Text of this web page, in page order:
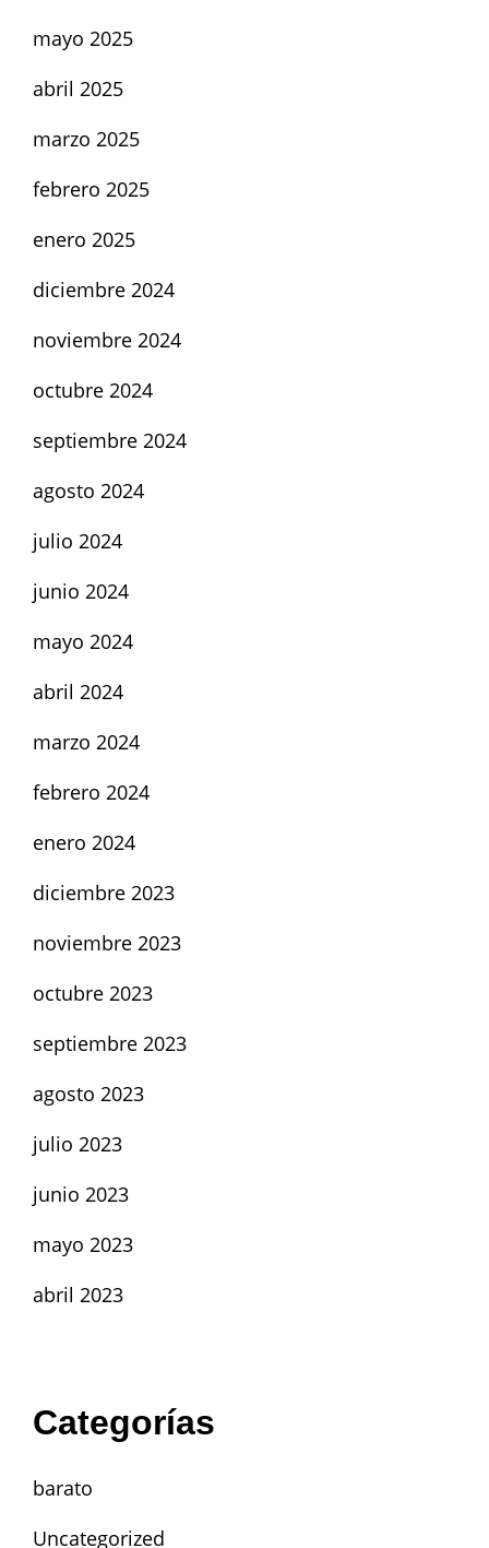
mayo 2025
abril 2025
marzo 2025
febrero 2025
enero 2025
diciembre 2024
noviembre 2024
octubre 2024
septiembre 2024
agosto 2024
julio 2024
junio 2024
mayo 2024
abril 2024
marzo 2024
febrero 2024
enero 2024
diciembre 2023
noviembre 2023
octubre 2023
septiembre 2023
agosto 2023
julio 2023
junio 2023
mayo 2023
abril 2023
Categorías
barato
Uncategorized